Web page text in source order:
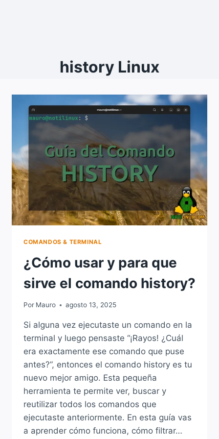
history Linux
COMANDOS & TERMINAL
¿Cómo usar y para que
sirve el comando history?
Por Mauro agosto 13, 2025
Si alguna vez ejecutaste un comando en la
terminal y luego pensaste “¡Rayos! ¿Cuál
era exactamente ese comando que puse
antes?”, entonces el comando history es tu
nuevo mejor amigo. Esta pequeña
herramienta te permite ver, buscar y
reutilizar todos los comandos que
ejecutaste anteriormente. En esta guía vas
a aprender cómo funciona, cómo filtrar…